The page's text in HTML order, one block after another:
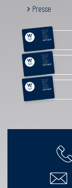
Presse
RELAX &
BEAUTY
AKTIV
GENUSS
FAMILIE
GUTSCHEIN
RELAX &
BEAUTY
AKTIV
GENUSS
FAMILIE
GUTSCHEIN
RELAX &
BEAUTY
AKTIV
GENUSS
FAMILIE
GUTSCHEIN